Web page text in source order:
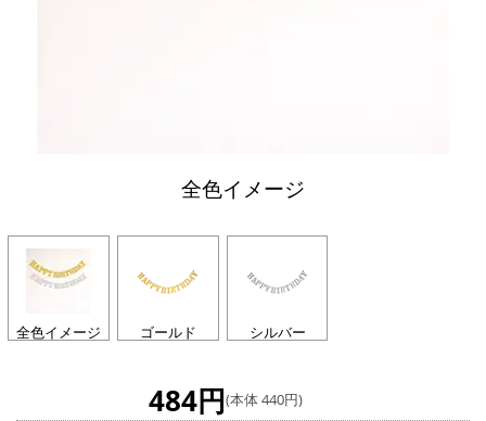
全色イメージ
全色イメージ ゴールド シルバー
484円(本体 440円)